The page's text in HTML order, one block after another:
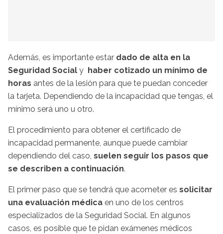
Además, es importante estar dado de alta en la
Seguridad Social y haber cotizado un mínimo de
horas antes de la lesión para que te puedan conceder
la tarjeta. Dependiendo de la incapacidad que tengas, el
mínimo será uno u otro.
El procedimiento para obtener el certificado de
incapacidad permanente, aunque puede cambiar
dependiendo del caso, suelen seguir los pasos que
se describen a continuación.
El primer paso que se tendrá que acometer es solicitar
una evaluación médica en uno de los centros
especializados de la Seguridad Social. En algunos
casos, es posible que te pidan exámenes médicos